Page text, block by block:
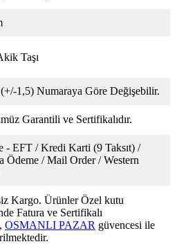
Taşı
1,5) Numaraya Göre Değişebilir.
Garantili ve Sertifikalıdır.
- EFT / Kredi Karti (9 Taksıt) /
Ödeme / Mail Order / Western
Kargo. Ürünler Özel kutu
Fatura ve Sertifikalı
OSMANLI PAZAR güvencesi ile